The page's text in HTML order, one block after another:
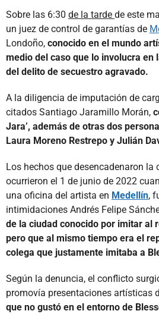
Sobre las 6:30 de la tarde de este
un juez de control de garantías de
Londoño, conocido en el mundo
medio del caso que lo involucra en
del delito de secuestro agravado.
A la diligencia de imputación de
citados Santiago Jaramillo Morán,
Jara’, además de otras dos
Laura Moreno Restrepo y Julián
Los hechos que desencadenaron la
ocurrieron el 1 de junio de 2022
una oficina del artista en Medellín,
intimidaciones Andrés Felipe
de la ciudad conocido por imitar al
pero que al mismo tiempo era el
colega que justamente imitaba a
Según la denuncia, el conflicto
promovía presentaciones artísticas
que no gustó en el entorno de